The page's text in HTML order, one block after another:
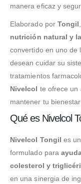
manera eficaz y
Elaborado por Tongil
nutrición natural y
convertido en uno de
desean cuidar su
tratamientos
Nivelcol te ofrece un
mantener tu
Qué es Nivelcol
Nivelcol Tongil es
formulado para
colesterol y
en una sinergia de